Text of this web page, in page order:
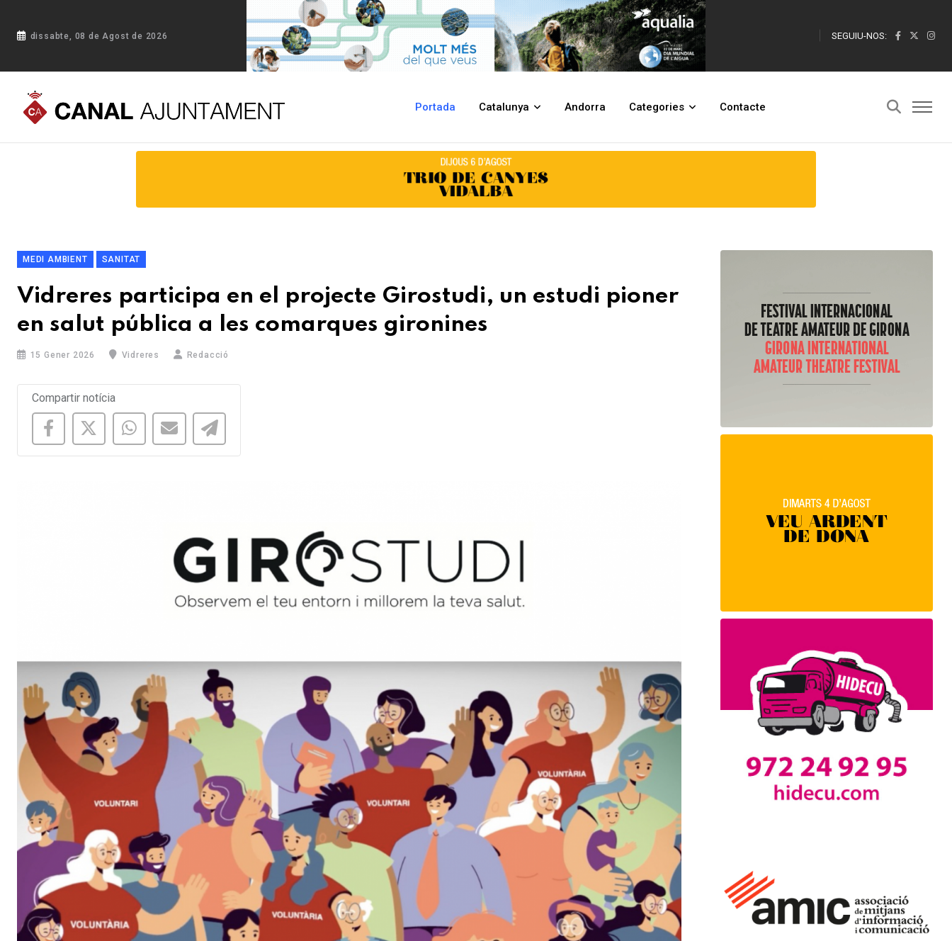
dissabte, 08 de Agost de 2026 SEGUIU-NOS:
Portada Catalunya Andorra Categories Contacte
Portada Blog Vidreres participa en el projecte Girostudi, un estudi pioner en salut pública a les comarques gironines
MEDI AMBIENT SANITAT
Vidreres participa en el projecte Girostudi, un estudi pioner
en salut pública a les comarques gironines
15 Gener 2026 Vidreres Redacció
Compartir notícia